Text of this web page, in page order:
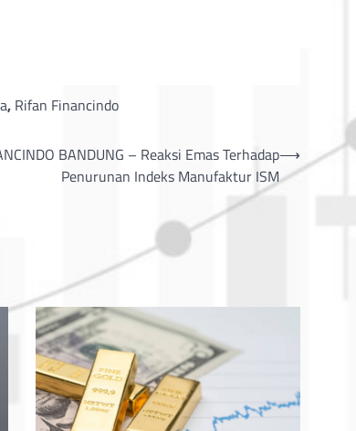
, Rifan Financindo
BANDUNG – Reaksi Emas Terhadap
Penurunan Indeks Manufaktur ISM
⟶